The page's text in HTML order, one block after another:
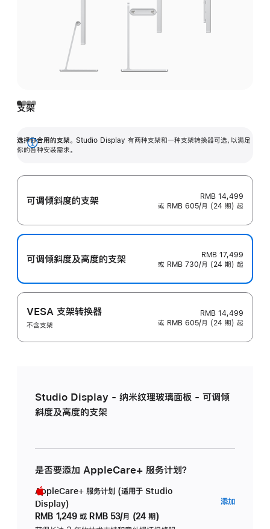
支架
选择你合用的支架。 Studio Display 有两种支架和一种支架转换器可选，以满足
你的各种安装需求。
展
可调倾斜度的支架
RMB 14,499
或 RMB 605/月 (24 期) 起
可调倾斜度及高‍度的支‍架
RMB 17,499
或 RMB 730/月 (24 期) 起
VESA 支架转换器
不含支架
RMB 14,499
或 RMB 605/月 (24 期) 起
Studio Display - 纳米纹理玻璃面板 - 可调倾
斜度及高度的支架
是否要添加 AppleCare+ 服务计划？
AppleCare+ 服务计划 (适用于 Studio
Display)
RMB 1,249 或 RMB 53/月 (24 期)
添加